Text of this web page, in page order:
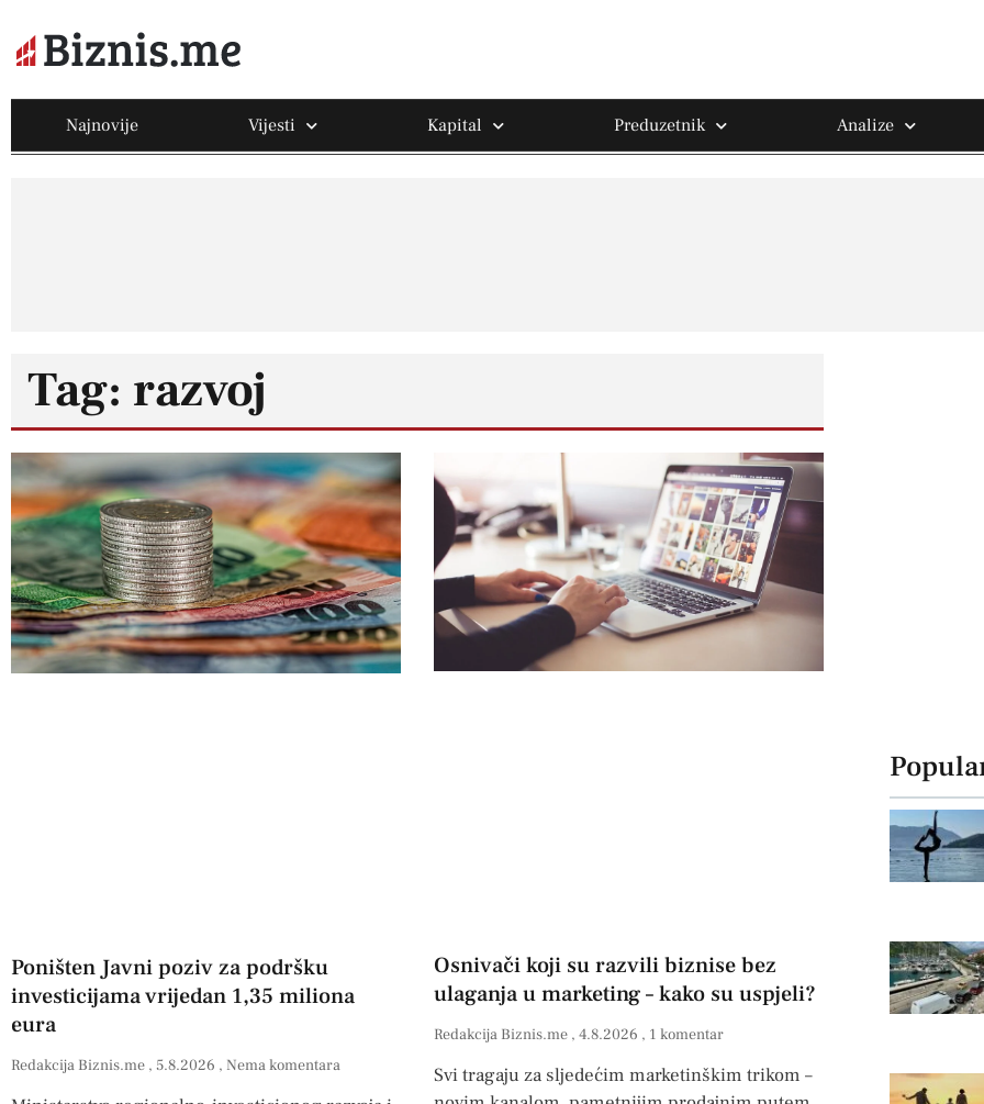
Najnovije Vijesti Kapital Preduzetnik Analize
Tag: razvoj
Poništen Javni poziv za podršku
investicijama vrijedan 1,35 miliona
eura
Redakcija Biznis.me 5.8.2026 Nema komentara
Osnivači koji su razvili biznise bez
ulaganja u marketing – kako su uspjeli?
Redakcija Biznis.me 4.8.2026 1 komentar
Svi tragaju za sljedećim marketinškim trikom –